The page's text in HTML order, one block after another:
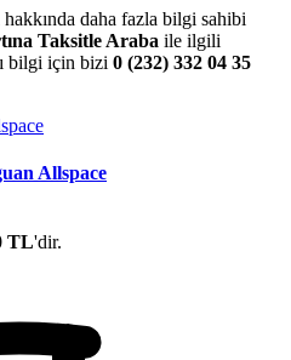
hakkında daha fazla bilgi sahibi
Taksitle Araba ile ilgili
bilgi için bizi 0 (232) 332 04 35
Allspace
TL'dir.